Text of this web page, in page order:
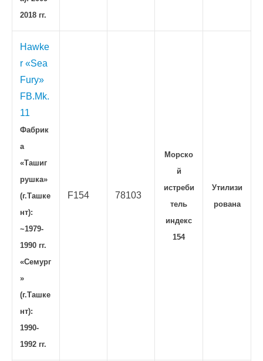
2018 гг.
Hawke
r «Sea
Fury»
FB.Mk.
11
Фабрик
а
«Ташиг
рушка»
(г.Ташке
нт):
~1979-
1990 гг.
«Семург
»
(г.Ташке
нт):
1990-
1992 гг.
F154 78103
Морско
й
истреби
тель
индекс
154
Утилизи
рована